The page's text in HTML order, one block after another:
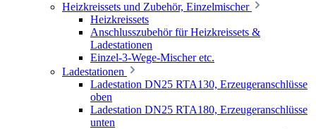
Heizkreissets und Zubehör, Einzelmischer
Heizkreissets
Anschlusszubehör für Heizkreissets &
Ladestationen
Einzel-3-Wege-Mischer etc.
Ladestationen
Ladestation DN25 RTA130, Erzeugeranschlüsse
oben
Ladestation DN25 RTA180, Erzeugeranschlüsse
unten